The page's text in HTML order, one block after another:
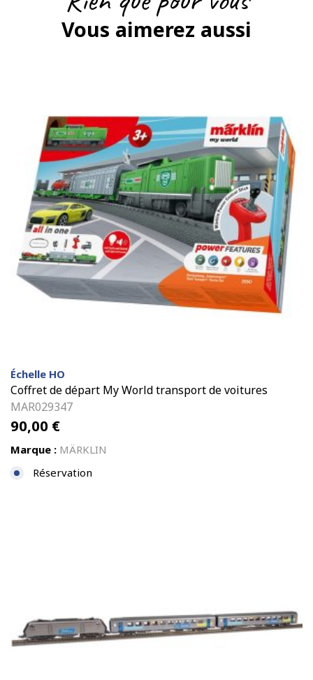
Vous aimerez aussi
Échelle HO
Coffret de départ My World transport de voitures
MAR029347
90,00 €
Marque : MÄRKLIN
Réservation